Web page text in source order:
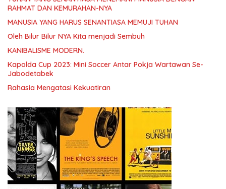
RAHMAT DAN KEMURAHAN-NYA
MANUSIA YANG HARUS SENANTIASA MEMUJI TUHAN
Oleh Bilur Bilur NYA Kita menjadi Sembuh
KANIBALISME MODERN.
Kapolda Cup 2023: Mini Soccer Antar Pokja Wartawan Se-
Jabodetabek
Rahasia Mengatasi Kekuatiran